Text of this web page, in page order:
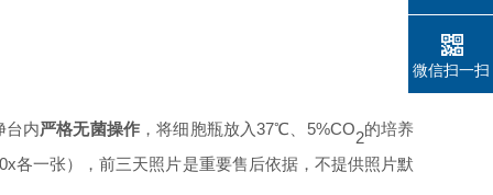
台内严格无菌操作 ，将细胞瓶放入37℃、5%CO2的培养
各一张）
，前三天照片是重要售后依据，不提供照片默
微信扫一扫